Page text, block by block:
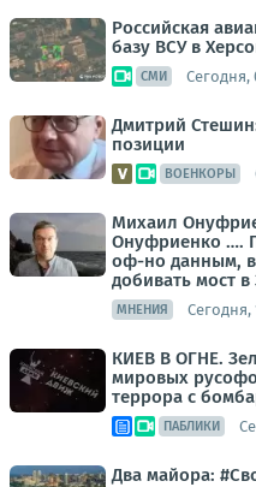
Российская
базу ВСУ в
СМИ Сегодня,
Дмитрий
позиции
ВОЕНКОРЫ
Михаил
Онуфриенко ….
оф-но данным,
добивать мост в
МНЕНИЯ Сегодня,
КИЕВ В ОГНЕ.
мировых
террора с
ПАБЛИКИ
Два майора: